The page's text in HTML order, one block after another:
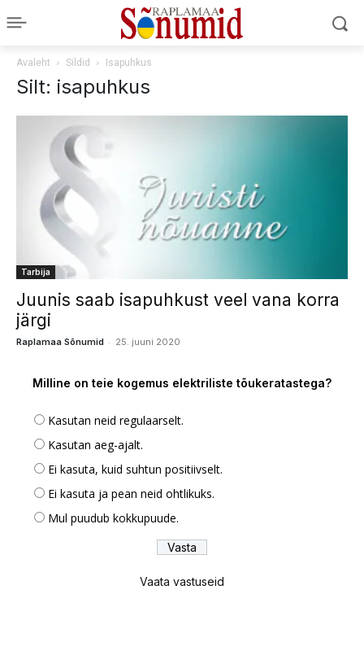
Avaleht Sildid Isapuhkus
Silt: isapuhkus
Tarbija
Juunis saab isapuhkust veel vana korra
järgi
Raplamaa Sõnumid - 25. juuni 2020
Milline on teie kogemus elektriliste tõukeratastega?
Kasutan neid regulaarselt.
Kasutan aeg-ajalt.
Ei kasuta, kuid suhtun positiivselt.
Ei kasuta ja pean neid ohtlikuks.
Mul puudub kokkupuude.
Vaata vastuseid